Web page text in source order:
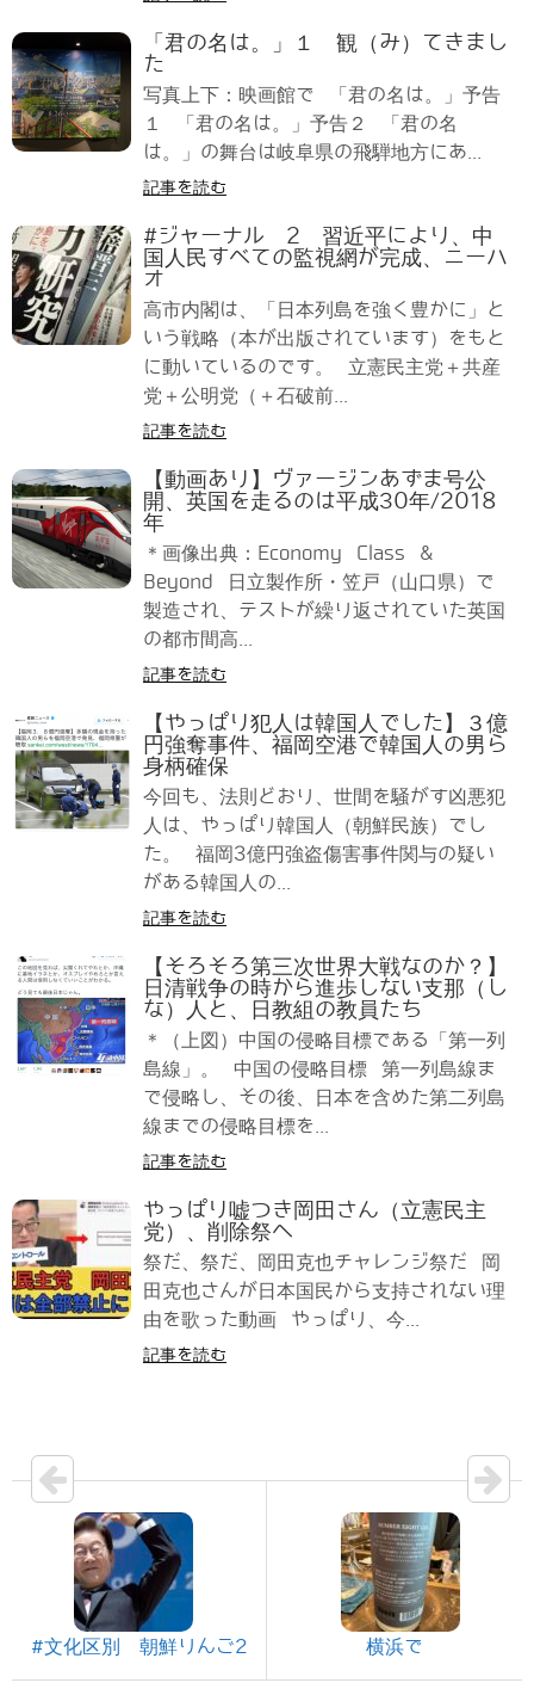
「君の名は。」１ 観（み）てきまし
た
写真上下：映画館で 「君の名は。」予告
１ 「君の名は。」予告２ 「君の名
は。」の舞台は岐阜県の飛騨地方にあ...
記事を読む
#ジャーナル 2 習近平により、中
国人民すべての監視網が完成、ニーハ
オ
高市内閣は、「日本列島を強く豊かに」と
いう戦略（本が出版されています）をもと
に動いているのです。 立憲民主党＋共産
党＋公明党（＋石破前...
記事を読む
【動画あり】ヴァージンあずま号公
開、英国を走るのは平成30年/2018
年
＊画像出典：Economy Class &
Beyond 日立製作所・笠戸（山口県）で
製造され、テストが繰り返されていた英国
の都市間高...
記事を読む
【やっぱり犯人は韓国人でした】３億
円強奪事件、福岡空港で韓国人の男ら
身柄確保
今回も、法則どおり、世間を騒がす凶悪犯
人は、やっぱり韓国人（朝鮮民族）でし
た。 福岡3億円強盗傷害事件関与の疑い
がある韓国人の...
記事を読む
【そろそろ第三次世界大戦なのか？】
日清戦争の時から進歩しない支那（し
な）人と、日教組の教員たち
＊（上図）中国の侵略目標である「第一列
島線」。 中国の侵略目標 第一列島線ま
で侵略し、その後、日本を含めた第二列島
線までの侵略目標を...
記事を読む
やっぱり嘘つき岡田さん（立憲民主
党）、削除祭へ
祭だ、祭だ、岡田克也チャレンジ祭だ 岡
田克也さんが日本国民から支持されない理
由を歌った動画 やっぱり、今...
記事を読む
#文化区別 朝鮮りんご2 横浜で